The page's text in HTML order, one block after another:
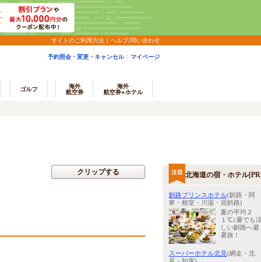
サイトのご利用方法 ヘルプ/問い合わせ
予約照会・変更・キャンセル マイページ
ゴルフ
海外
航空券
海外
航空券+ホテル
クリップする 北海道の宿・ホテル
釧路プリンスホテル(釧路・阿
寒・根室・川湯・屈斜路)
夏の平均２
１℃♪夏でも
しい釧路へ避
暑旅！
スーパーホテル北見(網走・北